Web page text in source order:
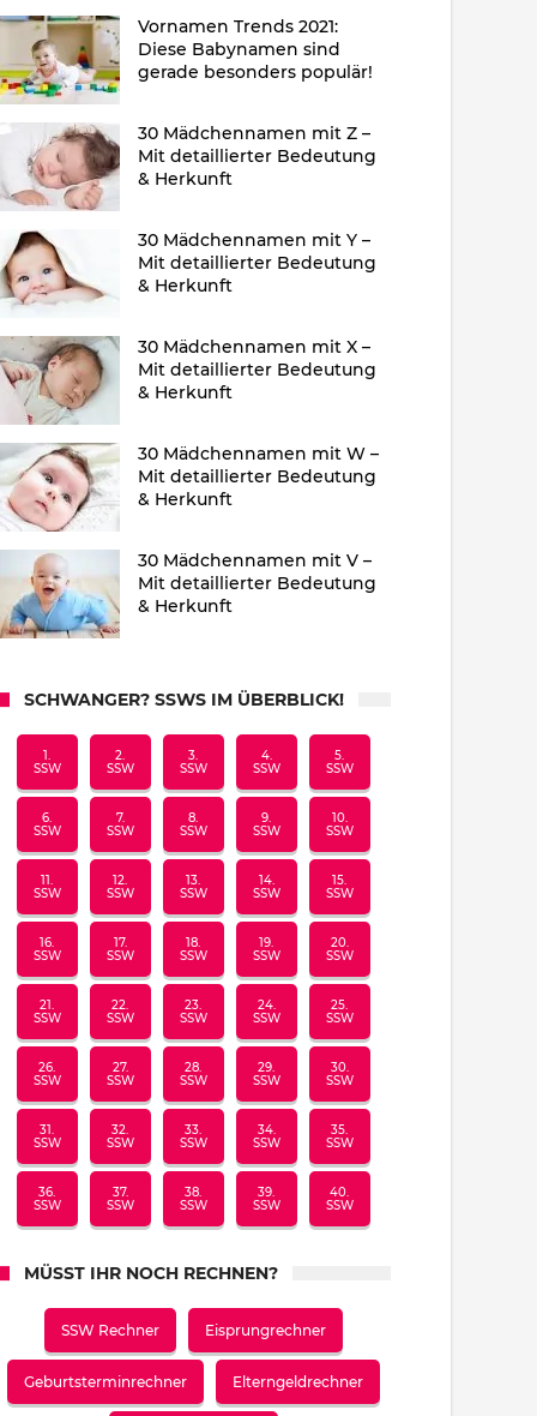
Vornamen Trends 2021:
Diese Babynamen sind
gerade besonders populär!
30 Mädchennamen mit Z –
Mit detaillierter Bedeutung
& Herkunft
30 Mädchennamen mit Y –
Mit detaillierter Bedeutung
& Herkunft
30 Mädchennamen mit X –
Mit detaillierter Bedeutung
& Herkunft
30 Mädchennamen mit W –
Mit detaillierter Bedeutung
& Herkunft
30 Mädchennamen mit V –
Mit detaillierter Bedeutung
& Herkunft
SCHWANGER? SSWS IM ÜBERBLICK!
1.
SSW
2.
SSW
3.
SSW
4.
SSW
5.
SSW
6.
SSW
7.
SSW
8.
SSW
9.
SSW
10.
SSW
11.
SSW
12.
SSW
13.
SSW
14.
SSW
15.
SSW
16.
SSW
17.
SSW
18.
SSW
19.
SSW
20.
SSW
21.
SSW
22.
SSW
23.
SSW
24.
SSW
25.
SSW
26.
SSW
27.
SSW
28.
SSW
29.
SSW
30.
SSW
31.
SSW
32.
SSW
33.
SSW
34.
SSW
35.
SSW
36.
SSW
37.
SSW
38.
SSW
39.
SSW
40.
SSW
MÜSST IHR NOCH RECHNEN?
SSW Rechner Eisprungrechner
Geburtsterminrechner Elterngeldrechner